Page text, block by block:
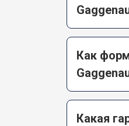
Как
Какая